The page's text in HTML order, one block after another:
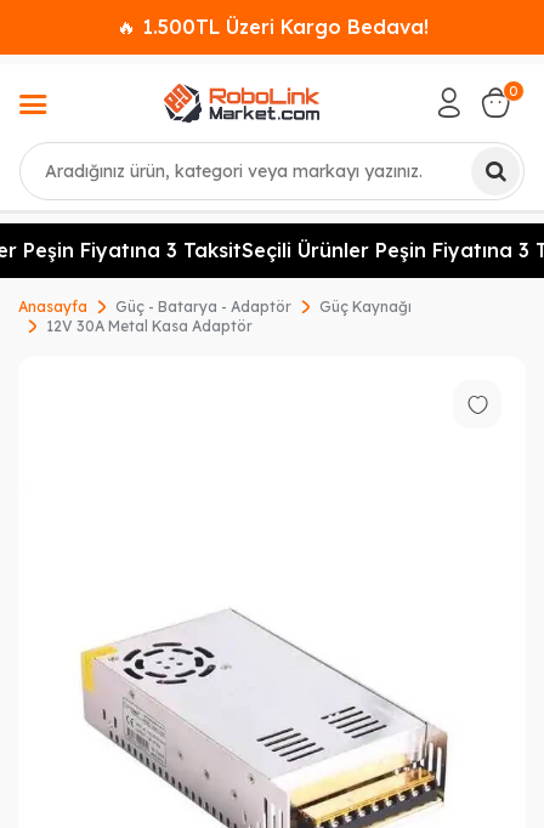
🔥 1.500TL Üzeri Kargo Bedava!
Ara
0
Peşin Fiyatına 3 TaksitSeçili Ürünler Peşin Fiyatına 3
Anasayfa Güç - Batarya - Adaptör
Güç Kaynağı
12V 30A Metal Kasa Adaptör